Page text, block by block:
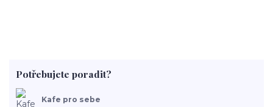
Potřebujete poradit?
Kafe pro sebe